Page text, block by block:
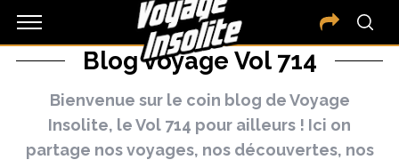
Blog voyage Vol 714
Bienvenue sur le coin blog de Voyage
Insolite, le Vol 714 pour ailleurs ! Ici on
partage nos voyages, nos découvertes, nos